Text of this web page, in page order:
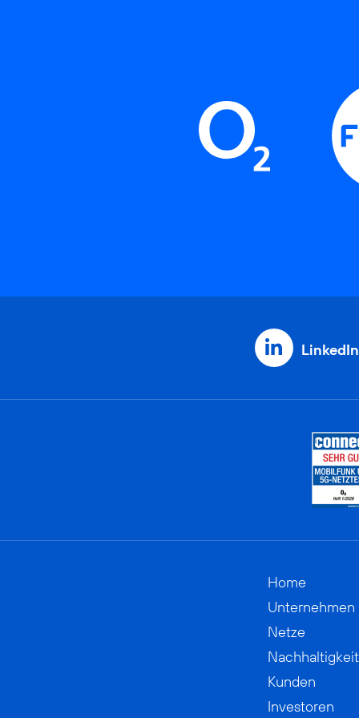
LinkedIn
Home
Unternehmen
Netze
Nachhaltigkeit
Kunden
Investoren